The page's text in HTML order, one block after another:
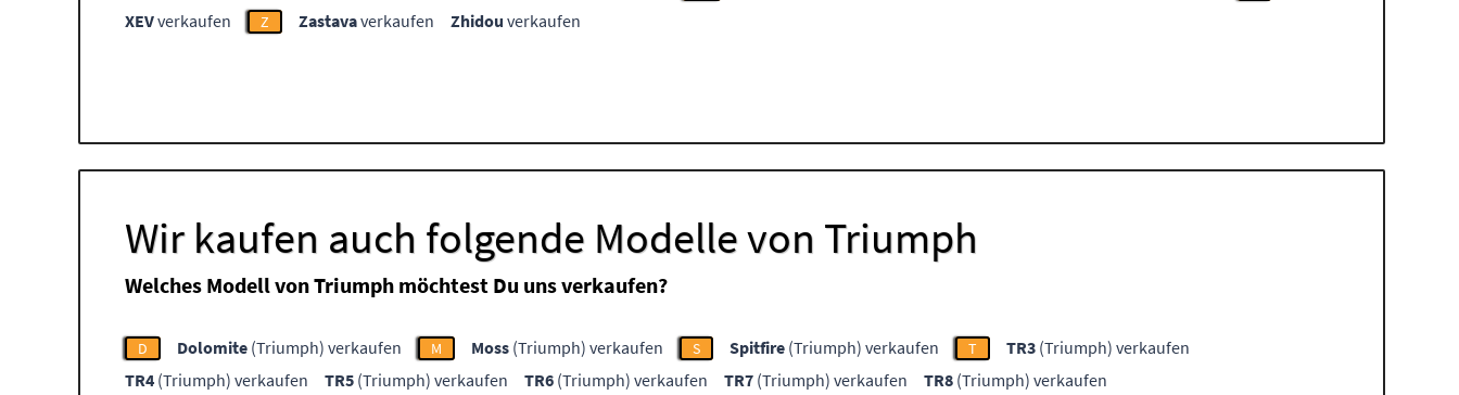
XEVverkaufen Z Zastavaverkaufen Zhidou verkaufen
Wir kaufen auch folgende Modelle von Triumph
Welches Modell von Triumph möchtest Du uns verkaufen?
D Dolomite (Triumph) verkaufen M Moss (Triumph) verkaufen S Spitfire (Triumph) verkaufen T TR3 (Triumph) verkaufen
TR4 (Triumph) verkaufen TR5 (Triumph) verkaufen TR6 (Triumph) verkaufen TR7 (Triumph) verkaufen TR8 (Triumph) verkaufen